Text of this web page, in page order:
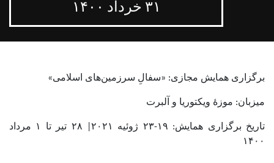
۳۱ خرداد ۱۴۰۰
برگزاری همایش مجازی: «سفالِ سرزمین‌های اسلامی»
میزبان: موزۀ ویکتوریا و آلبرت
تاریخ برگزاری همایش: ۱۹-۲۳ ژوئیه ۲۰۲۱| ۲۸ تیر تا ۱ مرداد
۱۴۰۰